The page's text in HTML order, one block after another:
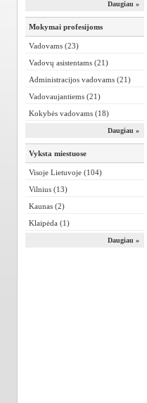
Daugiau »
Mokymai profesijoms
Vadovams (23)
Vadovų asistentams (21)
Administracijos vadovams (21)
Vadovaujantiems (21)
Kokybės vadovams (18)
Daugiau »
Vyksta miestuose
Visoje Lietuvoje (104)
Vilnius (13)
Kaunas (2)
Klaipėda (1)
Daugiau »